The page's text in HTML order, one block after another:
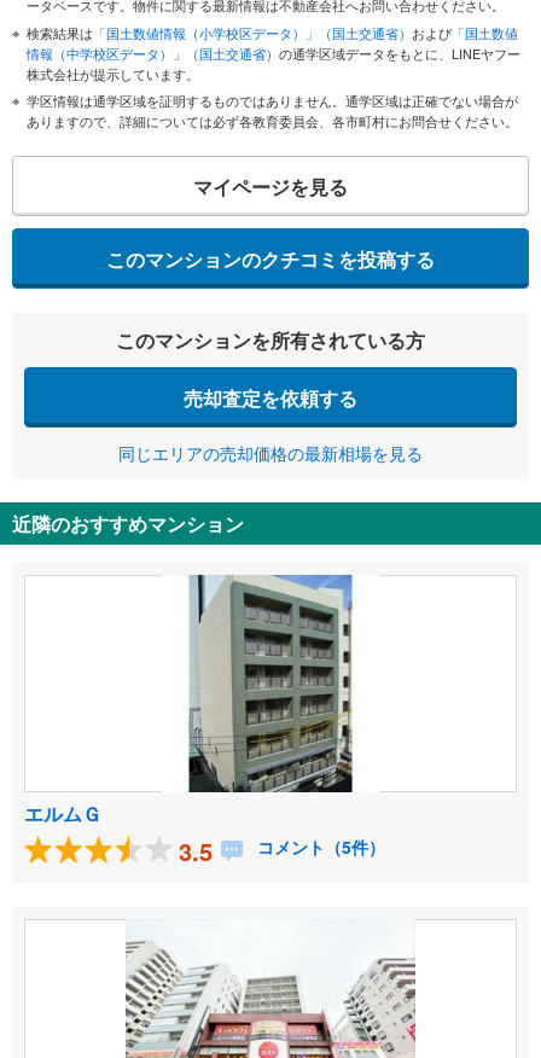
ータベースです。物件に関する最新情報は不動産会社へお問い合わせください。
検索結果は 「国土数値情報（小学校区データ）」（国土交通省） および 「国土数値
情報（中学校区データ）」（国土交通省） の通学区域データをもとに、LINEヤフー
株式会社が提示しています。
学区情報は通学区域を証明するものではありません。通学区域は正確でない場合が
ありますので、詳細については必ず各教育委員会、各市町村にお問合せください。
マイページを見る
このマンションのクチコミを投稿する
このマンションを所有されている方
売却査定を依頼する
同じエリアの売却価格の最新相場を見る
近隣のおすすめマンション
エルムＧ
3.5 コメント（5件）